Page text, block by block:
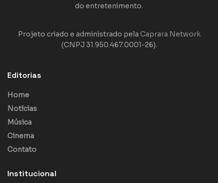
do entretenimento.
Projeto criado e administrado pela Caprara Network
(CNPJ 31.950.467.0001-26).
Editorias
Home
Notícias
Música
Cinema
Contato
Institucional